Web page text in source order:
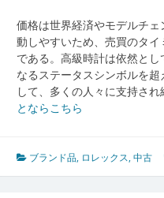
価格は世界経済やモデルチ
動しやすいため、売買のタ
である。高級時計は依然と
なるステータスシンボルを
して、多くの人々に支持され
とならこちら
ブランド品, ロレックス,中古